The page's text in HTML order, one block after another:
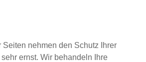
Seiten nehmen den Schutz Ihrer
ernst. Wir behandeln Ihre